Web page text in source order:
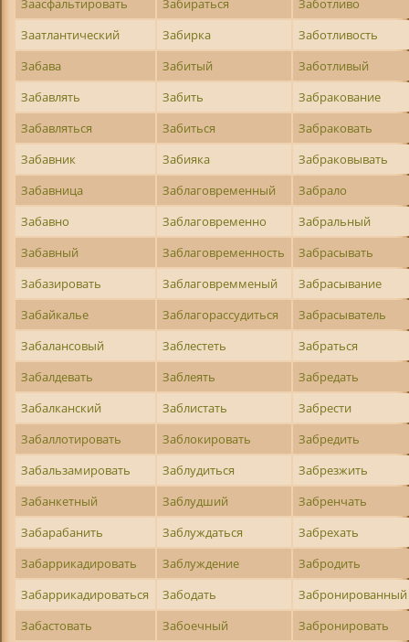
Заасфальтировать
Забираться
Заботливо
Заатлантический
Забирка
Заботливость
Забава
Забитый
Заботливый
Забавлять
Забить
Забракование
Забавляться
Забиться
Забраковать
Забавник
Забияка
Забраковывать
Забавница
Заблаговременный
Забрало
Забавно
Заблаговременно
Забральный
Забавный
Заблаговременность
Забрасывать
Забазировать
Заблаговремменый
Забрасывание
Забайкалье
Заблагорассудиться
Забрасыватель
Забалансовый
Заблестеть
Забраться
Забалдевать
Заблеять
Забредать
Забалканский
Заблистать
Забрести
Забаллотировать
Заблокировать
Забредить
Забальзамировать
Заблудиться
Забрезжить
Забанкетный
Заблудший
Забренчать
Забарабанить
Заблуждаться
Забрехать
Забаррикадировать
Заблуждение
Забродить
Забаррикадироваться
Забодать
Забронированный
Забастовать
Забоечный
Забронировать